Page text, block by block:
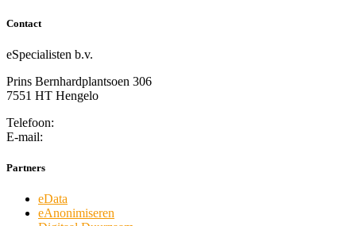
Contact
eSpecialisten b.v.
Prins Bernhardplantsoen 306
7551 HT Hengelo
Telefoon:
E-mail:
Partners
eData
eAnonimiseren